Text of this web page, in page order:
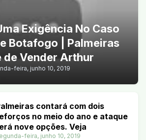
Exigência No Caso
Botafogo | Palmeiras
de Vender Arthur
feira, junho 10, 2019
contará com dois
no meio do ano e ataque
nove opções. Veja
feira, junho 10, 2019